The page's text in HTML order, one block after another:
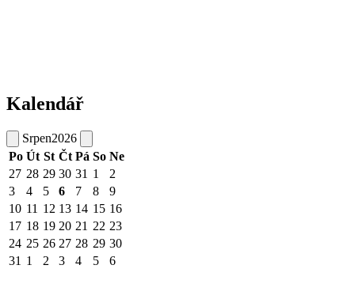
Kalendář
Srpen2026
Po Út St Čt Pá So Ne
27 28 29 30 31 1
2
3
4 5 6 7 8
9
10 11 12 13 14 15 16
17 18 19 20 21 22 23
24 25 26 27 28 29 30
31 1 2 3 4 5 6